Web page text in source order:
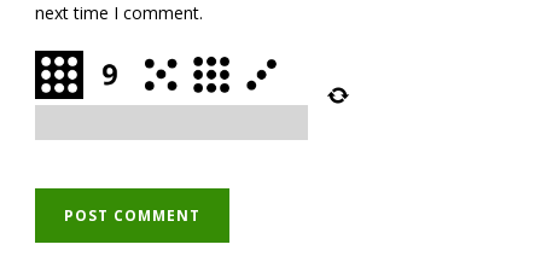
next time I comment.